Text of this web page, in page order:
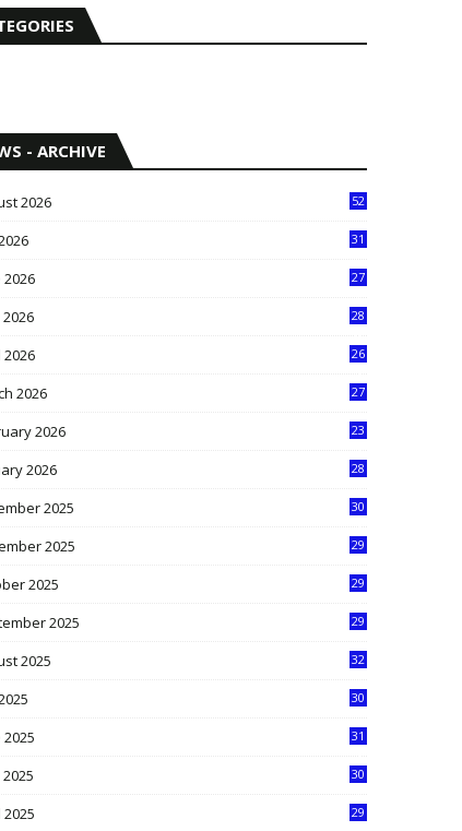
- ARCHIVE
2026 52
31
2026
27
28
2026
26
2026
27
2026
23
2026
28
2025
30
2025
29
2025
29
2025
29
2025
32
30
2025
31
30
29